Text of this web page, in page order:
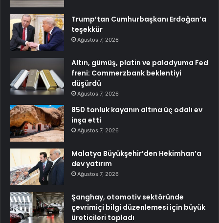
Trump’tan Cumhurbaşkanı Erdoğan’a
teşekkür
Ağustos 7, 2026
Altın, gümüş, platin ve paladyuma Fed
freni: Commerzbank beklentiyi
düşürdü
Ağustos 7, 2026
850 tonluk kayanın altına üç odalı ev
inşa etti
Ağustos 7, 2026
Malatya Büyükşehir’den Hekimhan’a
dev yatırım
Ağustos 7, 2026
Şanghay, otomotiv sektöründe
çevrimiçi bilgi düzenlemesi için büyük
üreticileri topladı